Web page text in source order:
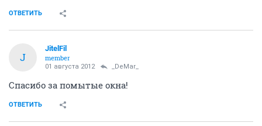
ОТВЕТИТЬ
J
JitelFil
member
01 августа 2012 _DeMar_
Спасибо за помытые окна!
ОТВЕТИТЬ